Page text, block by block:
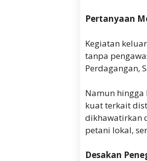
Pertanyaan
‎Kegiatan
tanpa
Perdagangan,
‎Namun
kuat terkait
dikhawatirkan
petani lokal,
Desakan